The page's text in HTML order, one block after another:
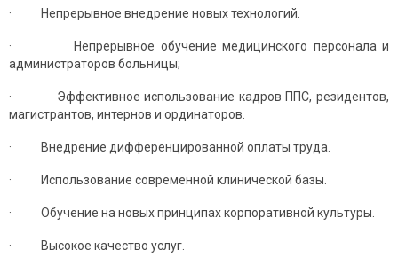
· Непрерывное внедрение новых технологий.
· Непрерывное обучение медицинского персонала и
админис­траторов больницы;
· Эффективное использование кадров ППС, резидентов,
магистрантов, интернов и ординаторов.
· Внедрение дифференцированной оплаты труда.
· Использование современной клинической базы.
· Обучение на новых принципах корпоративной культуры.
· Высокое качество услуг.